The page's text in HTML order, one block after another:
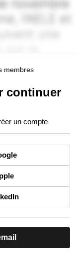
membres
continuer
un compte